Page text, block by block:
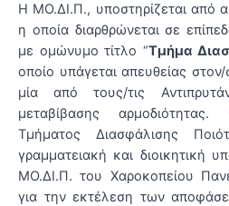
Η ΜΟ.ΔΙ.Π., υποστηρίζεται από
η οποία διαρθρώνεται σε
με ομώνυμο τίτλο “Τμήμα
οποίο υπάγεται απευθείας
μία από τους/τις
μεταβίβασης
Τμήματος Διασφάλισης
γραμματειακή και διοικητική
ΜΟ.ΔΙ.Π. του Χαροκοπείου
για την εκτέλεση των